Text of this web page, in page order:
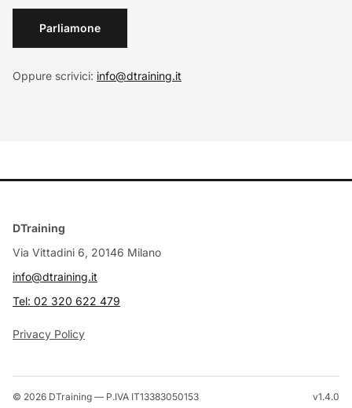
Parliamone
Oppure scrivici: info@dtraining.it
DTraining
Via Vittadini 6, 20146 Milano
info@dtraining.it
Tel: 02 320 622 479
Privacy Policy
© 2026 DTraining — P.IVA IT13383050153 v1.4.0